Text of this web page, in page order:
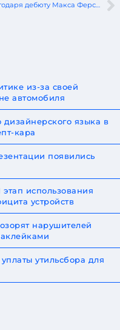
Благодаря дебюту Макса Ферстаппена, билеты на 24-часовую гонку на Нюрбургринге впервые были распроданы полностью
из-за своей
автомобиля
дизайнерского языка в
кара
появились
использования
устройств
нарушителей
утильсбора для